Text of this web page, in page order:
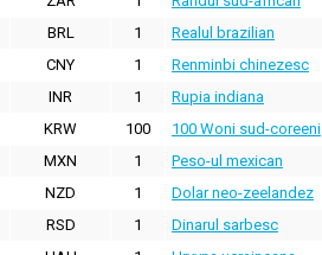
BRL
1 Realul brazilian
CNY
1 Renminbi chinezesc
INR
1 Rupia indiana
KRW
100 100 Woni sud-coreeni
MXN
1 Peso-ul mexican
NZD
1 Dolar neo-zeelandez
RSD
1 Dinarul sarbesc